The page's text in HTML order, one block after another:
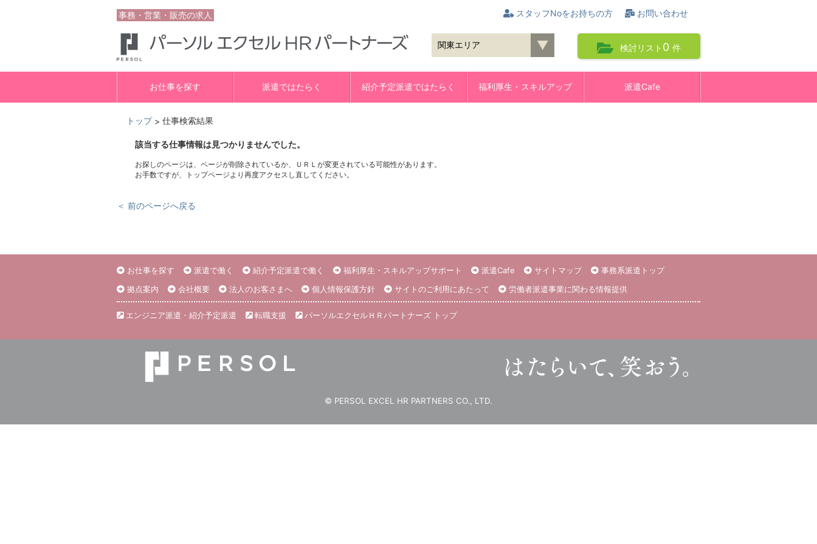
事務・営業・販売の求人 スタッフNoをお持ちの方 お問い合わせ
検討リスト 0件
お仕事を探す 派遣ではたらく 紹介予定派遣ではたらく 福利厚生・スキルアップ 派遣Cafe
トップ > 仕事検索結果
該当する仕事情報は見つかりませんでした。
お探しのページは、ページが削除されているか、ＵＲＬが変更されている可能性があります。
お手数ですが、トップページより再度アクセスし直してください。
＜ 前のページへ戻る
お仕事を探す 派遣で働く 紹介予定派遣で働く 福利厚生・スキルアップサポート 派遣Cafe サイトマップ
事務系派遣トップ
拠点案内
会社概要 法人のお客さまへ 個人情報保護方針 サイトのご利用にあたって 労働者派遣事業に関わる情報提供
エンジニア派遣・紹介予定派遣 転職支援 パーソルエクセルＨＲパートナーズ トップ
© PERSOL EXCEL HR PARTNERS CO., LTD.